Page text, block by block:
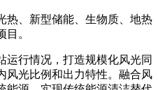
热、新型储能、生物质、地热
。
运行情况，打造规模化风光同
风光比例和出力特性。融合风